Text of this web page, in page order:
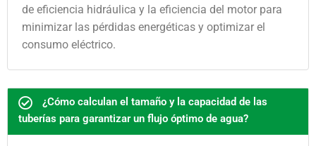
de eficiencia hidráulica y la eficiencia del motor para
minimizar las pérdidas energéticas y optimizar el
consumo eléctrico.
¿Cómo calculan el tamaño y la capacidad de las
tuberías para garantizar un flujo óptimo de agua?